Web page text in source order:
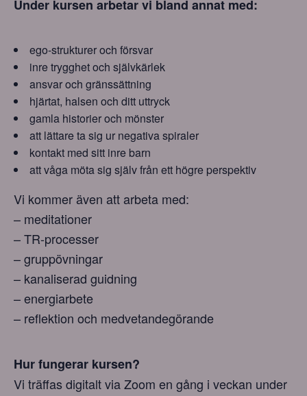
Under kursen arbetar vi bland annat med:
ego-strukturer och försvar
inre trygghet och självkärlek
ansvar och gränssättning
hjärtat, halsen och ditt uttryck
gamla historier och mönster
att lättare ta sig ur negativa spiraler
kontakt med sitt inre barn
att våga möta sig själv från ett högre perspektiv
Vi kommer även att arbeta med:
– meditationer
– TR-processer
– gruppövningar
– kanaliserad guidning
– energiarbete
– reflektion och medvetandegörande
Hur fungerar kursen?
Vi träffas digitalt via Zoom en gång i veckan under